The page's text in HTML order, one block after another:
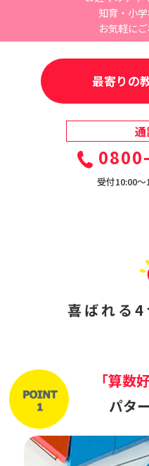
知育・小
お気軽に
最寄りの
受付10:00〜
喜ばれる4
「算数
パタ